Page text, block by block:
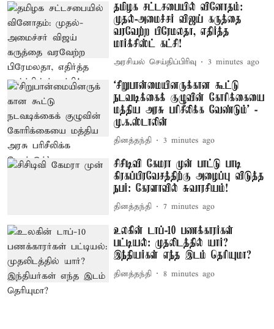
தமிழக சட்டசபையில் வினோதம்:
முதல்-அமைச்சர் விஜய் கருத்தை
வரவேற்ற பிரேமலதா, எதிர்த்த
மார்க்சிஸ்ட் கட்சி!
அரசியல் செய்திப்பிரிவு 3 minutes ago
‘சிறுபான்மையினருக்கான கூட்டு
நடவடிக்கைக் குழுவின் கோரிக்கையை
மத்திய அரசு பரிசீலிக்க வேண்டும்’ -
மு.க.ஸ்டாலின்
தினத்தந்தி 3 minutes ago
சிசிடிவி கேமரா முன் பாட்டு பாடி
கிரகப்பிரவேசத்திற்கு அழைப்பு விடுத்த
நபர்: கேரளாவில் சுவாரசியம்!
தினத்தந்தி 7 minutes ago
உலகின் டாப்-10 பணக்காரர்கள்
பட்டியல்: முதலிடத்தில் யார்?
இந்தியர்கள் எந்த இடம் தெரியுமா?
தினத்தந்தி 8 minutes ago